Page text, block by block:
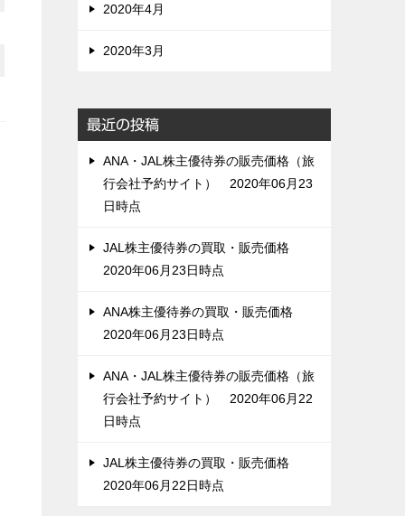
2020年4月
2020年3月
最近の投稿
ANA・JAL株主優待券の販売価格（旅
行会社予約サイト） 2020年06月23
日時点
JAL株主優待券の買取・販売価格
2020年06月23日時点
ANA株主優待券の買取・販売価格
2020年06月23日時点
ANA・JAL株主優待券の販売価格（旅
行会社予約サイト） 2020年06月22
日時点
JAL株主優待券の買取・販売価格
2020年06月22日時点